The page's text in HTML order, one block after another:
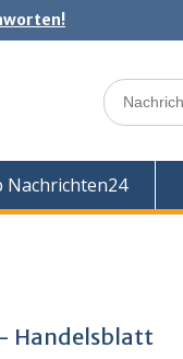
Search
for:
Nachrichten24
Handelsblatt